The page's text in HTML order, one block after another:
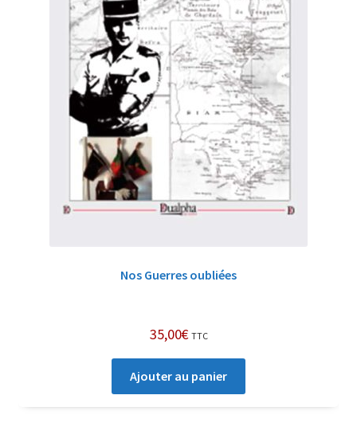
Nos Guerres oubliées
35,00€ TTC
Ajouter au panier